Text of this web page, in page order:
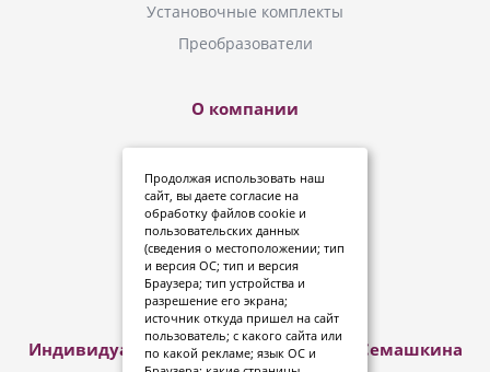
Установочные комплекты
Преобразователи
О компании
Инструкции
Где купить?
Политика конфиденциальности
Дипломы и сертификаты
Индивидуальный предприниматель Семашкина
Продолжая использовать наш
сайт, вы даете согласие на
обработку файлов cookie и
пользовательских данных
(сведения о местоположении; тип
и версия ОС; тип и версия
Браузера; тип устройства и
разрешение его экрана;
источник откуда пришел на сайт
пользователь; с какого сайта или
по какой рекламе; язык ОС и